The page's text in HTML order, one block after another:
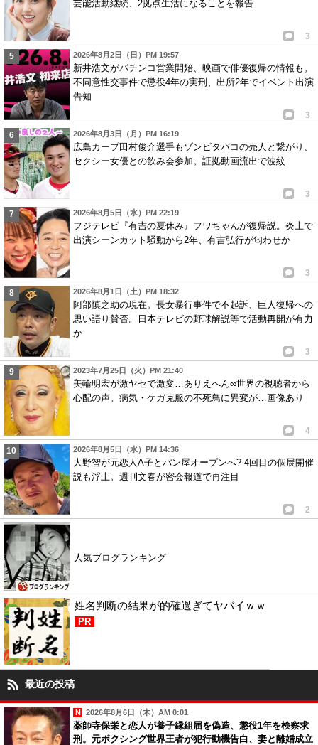
芸能活動継続、2拠点生活になることを報告
3
2026年8月2日（日）PM 19:57
新井浩文がパチンコ営業開始、映画で俳優復帰の情報も。
不同意性交事件で懲役4年の実刑、出所2年でイベント出演
告知
3
2026年8月3日（月）PM 16:19
広島カープ田村俊介選手もゾンビタバコの売人と繋がり、
セクシー女優との飲み会参加。証拠動画流出で波紋
3
2026年8月5日（水）PM 22:19
フジテレビ『有吉の夏休み』フワちゃんが復帰説。炎上で
出演シーンカット騒動から2年、有吉弘行が匂わせか
3
2026年8月1日（土）PM 18:32
阿部慎之助の現在。長女暴行事件で不起訴、巨人復帰への
思い語り賛否。日本テレビの野球解説等で活動再開が有力
か
3
2023年7月25日（火）PM 21:40
美輪明宏が激ヤセで激変…ありえへん∞世界の視聴者から
心配の声。病気・ケガ克服の不死鳥に異変が…画像あり
4
2026年8月5日（水）PM 14:36
大野智が元恋人A子とパン屋オープンへ? 4回目の個展開催
説も浮上。週刊文春が密会報道で再注目
2
人気ブログランキング
姓名判断の結果が的確過ぎてヤバイｗｗ
PR
最近の投稿
2026年8月6日（木）AM 0:01
薬師寺保栄と恋人が養子縁組届を偽造、懲役1年を検察求
刑。元ボクシング世界王者が犯行動機告白、妻と離婚成立